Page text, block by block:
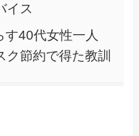
イス
す40代女性一人
ク節約で得た教訓